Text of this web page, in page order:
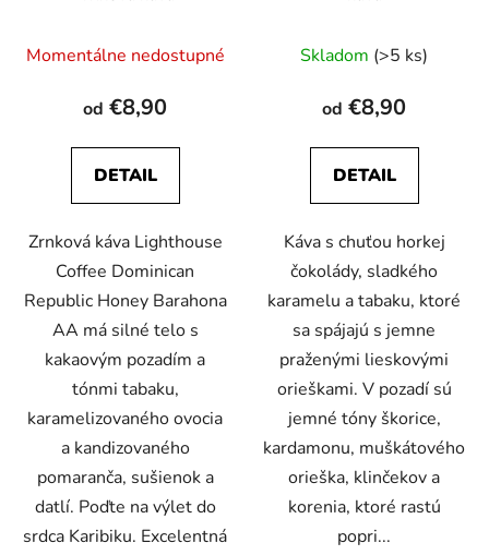
Momentálne nedostupné
od €8,90
DETAIL
Zrnková káva Lighthouse
Coffee Dominican
Republic Honey Barahona
AA má silné telo s
kakaovým pozadím a
tónmi tabaku,
karamelizovaného ovocia
a kandizovaného
pomaranča, sušienok a
datlí. Poďte na výlet do
srdca Karibiku. Excelentná
hodnotenie
produktu
je
4,5
z
hviezdičiek.
Skladom (>5 ks)
od €8,90
DETAIL
Káva s chuťou horkej
čokolády, sladkého
karamelu a tabaku, ktoré
sa spájajú s jemne
praženými lieskovými
orieškami. V pozadí sú
jemné tóny škorice,
kardamonu, muškátového
orieška, klinčekov a
korenia, ktoré rastú
popri...